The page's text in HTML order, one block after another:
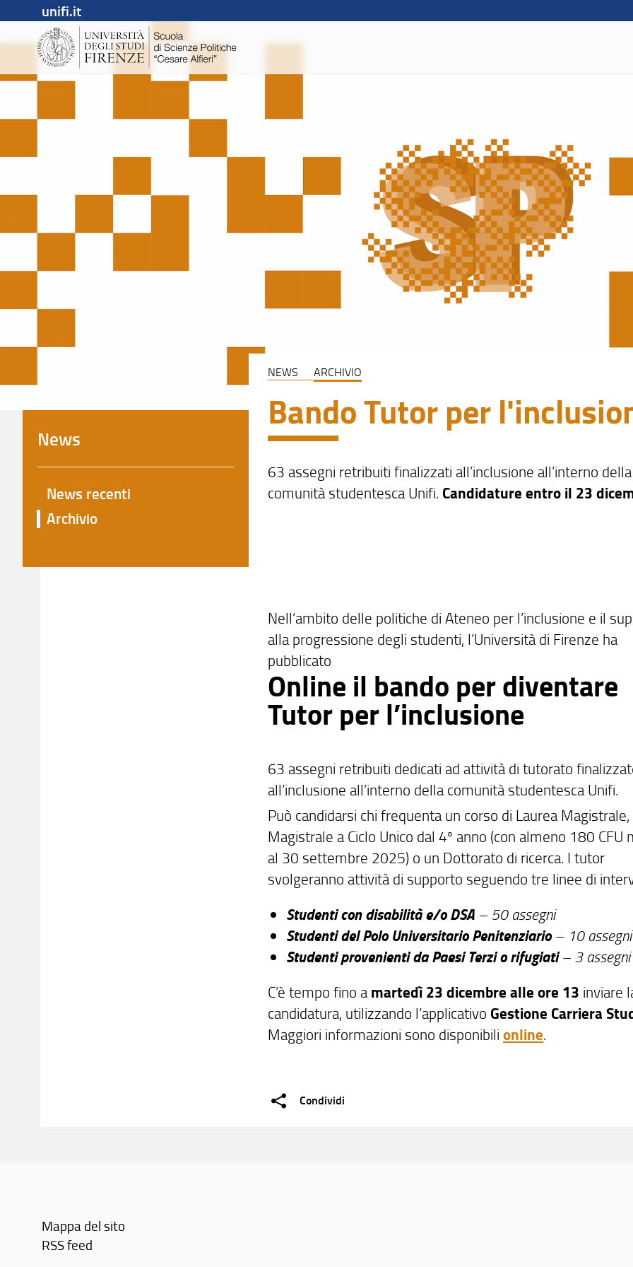
unifi.it
NEWS ARCHIVIO
Bando Tutor per
63 assegni retribuiti finalizzati all’inclusione all’interno della
comunità studentesca Unifi. Candidature entro il 23
Nell’ambito delle politiche di Ateneo per l’inclusione e il
alla progressione degli studenti, l’Università di Firenze ha
pubblicato
Online il bando per diventare
Tutor per l’inclusione
63 assegni retribuiti dedicati ad attività di tutorato
all’inclusione all’interno della comunità studentesca Unifi.
Può candidarsi chi frequenta un corso di Laurea Magistrale,
Magistrale a Ciclo Unico dal 4º anno (con almeno 180 CFU
al 30 settembre 2025) o un Dottorato di ricerca. I tutor
svolgeranno attività di supporto seguendo tre linee di
Studenti con disabilità e/o DSA – 50 assegni
Studenti del Polo Universitario Penitenziario– 10 assegni
Studenti provenienti da Paesi Terzi o rifugiati– 3 assegni
C’è tempo fino amartedì 23 dicembre alle ore 13 inviare
candidatura, utilizzando l’applicativo Gestione Carriera
Maggiori informazioni sono disponibilionline.
Condividi
News
News recenti
Archivio
Mappa del sito
RSS feed